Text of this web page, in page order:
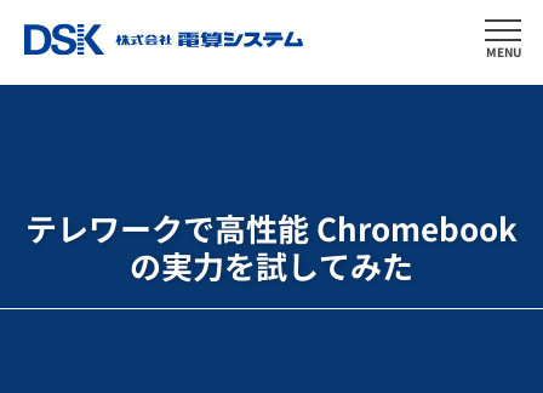
MENU
テレワークで高性能 Chromebook
の実力を試してみた